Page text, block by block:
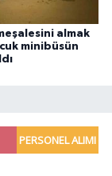
almak
minibüsün